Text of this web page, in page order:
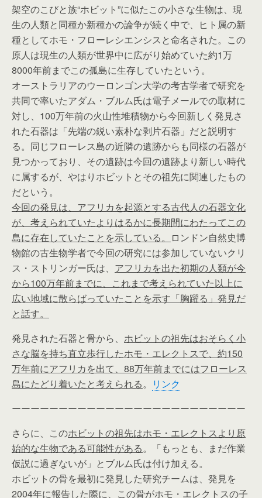
架空のこびと族“ホビット”に似たこの小さな生物は、現
生の人類と同種か新種かの論争が続く中で、ヒト属の新
種としてホモ・フローレシエンシスと命名された。この
原人は現生の人類が世界中に広がり始めていた約1万
8000年前までこの孤島に生存していたという。
オーストラリアのウーロンゴン大学の考古学者で研究を
共同で率いたアダム・ブルム氏は電子メールでの取材に
対し、100万年前の火山性堆積物から今回新しく発見さ
れた石器は「先端の鋭い素朴な剥片石器」だと説明す
る。同じフローレス島の近隣の遺跡からも同様の石器が
見つかっており、その遺跡は今回の遺跡より新しい時代
に属するが、やはりホビットとその祖先に関連したもの
だという。
今回の発見は、アフリカを起源とする古代人の石器文化
が、考えられていたよりはるかに長期間にわたってこの
島に存在していたことを示している。
ロンドン自然史博
物館の古生物学者で今回の研究には参加していないクリ
ス・ストリンガー氏は、 アフリカを出た初期の人類が今
から100万年前までに、これまで考えられていた以上に
広い地域に散らばっていたことを示す「胸躍る」発見だ
と話す。
発見された石器と骨から、 ホビットの祖先はおそらく小
さな脳を持ち直立歩行したホモ・エレクトスで、約150
万年前にアフリカを出て、88万年前までにはフローレス
島にたどり着いたと考えられる。
リンク
ーーーーーーーーーーーーーーーーーーーーーーーーー
さらに、このホビットの祖先はホモ・エレクトスより原
始的な生物である可能性がある。「もっとも、まだ作業
仮説に過ぎないが」とブルム氏は付け加える。
ホビットの骨を最初に発見した研究チームは、発見を
2004年に報告した際に、この骨がホモ・エレクトスの子